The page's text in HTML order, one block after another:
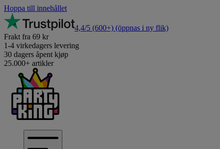
Hoppa till innehållet
4,4/5 (600+) (öppnas i ny flik)
Frakt fra 69 kr
1-4 virkedagers levering
30 dagers åpent kjøp
25.000+ artikler